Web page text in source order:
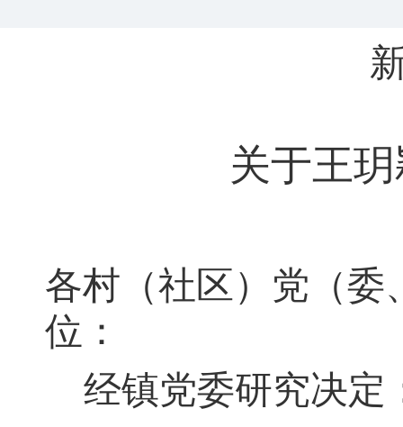
关于王
各村（社区）党（委
位：
经镇党委研究决定